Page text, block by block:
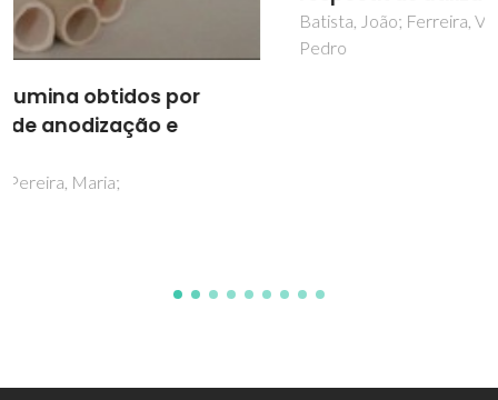
Batista, João; Ferreira, Victor; Pinto, Amândio; Tavares,
Pedro